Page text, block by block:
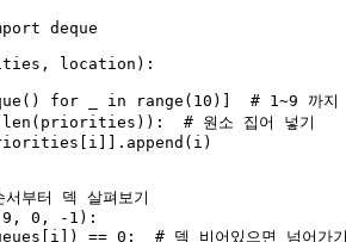
deque
, location ):
() for in range ( 10 )]
len ( priorities )):
i ]]. append ( i )
9 , 0 , - 1 ):
i ]) == 0 :